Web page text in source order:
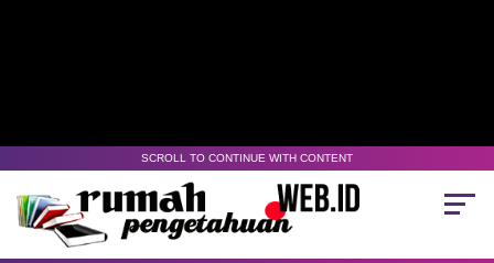
SCROLL TO CONTINUE WITH CONTENT